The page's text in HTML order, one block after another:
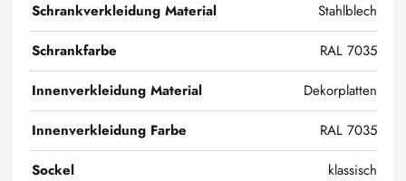
Schrankverkleidung Material
Stahlblech
Schrankfarbe
RAL 7035
Innenverkleidung Material
Dekorplatten
Innenverkleidung Farbe
RAL 7035
Sockel
klassisch